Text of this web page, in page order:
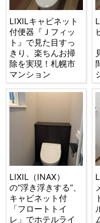
LIXILキャビネット
付便器『Ｊフィッ
ト』で見た目すっ
きり、楽ちんお掃
除を実現！札幌市
マンション
LIXIL（INAX）
の“浮き浮きする”、
キャビネット付
「フロートトイ
レ」でホテルライ